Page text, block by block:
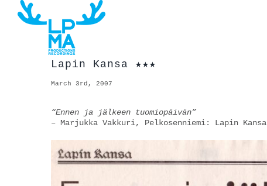
content
Lapin Kansa ★★★
March 3rd, 2007
“Ennen ja jälkeen tuomiopäivän”
– Marjukka Vakkuri, Pelkosenniemi: Lapin Kansa